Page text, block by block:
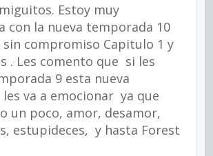
Estoy muy
con la nueva temporada 10
compromiso Capitulo 1 y
. Les comento que si les
9 esta nueva
va a emocionar ya que
un poco, amor, desamor,
estupideces, y hasta Forest